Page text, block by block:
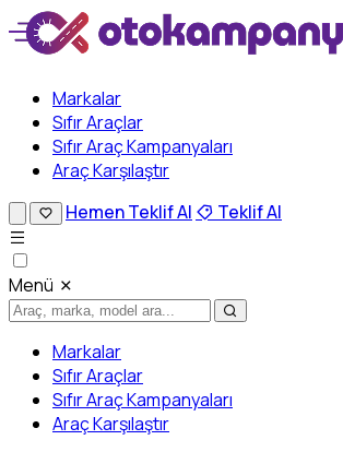
Markalar
Sıfır Araçlar
Sıfır Araç Kampanyaları
Araç Karşılaştır
Hemen Teklif Al
Teklif Al
Menü
Markalar
Sıfır Araçlar
Sıfır Araç Kampanyaları
Araç Karşılaştır